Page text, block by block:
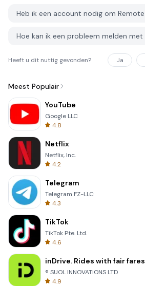
Heeft u dit nuttig gevonden? Ja
Meest Populair
YouTube
Google LLC
4.8
Netflix
Netflix, Inc.
4.2
Telegram
Telegram FZ-LLC
4.3
TikTok
TikTok Pte. Ltd.
4.6
inDrive. Rides with fair fares
® SUOL INNOVATIONS LTD
4.9